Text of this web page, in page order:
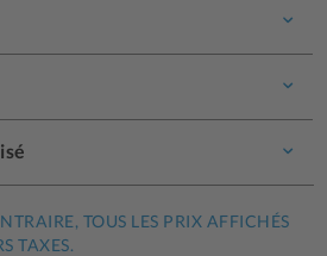
TOUS LES PRIX AFFICHÉS
TAXES.